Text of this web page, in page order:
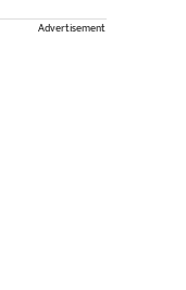
Advertisement